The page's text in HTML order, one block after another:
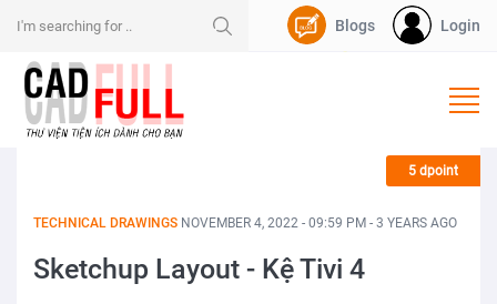
Login
Blogs
TECHNICAL DRAWINGS NOVEMBER 4, 2022 - 09:59 PM - 3 YEARS AGO
Sketchup Layout - Kệ Tivi 4
5 dpoint